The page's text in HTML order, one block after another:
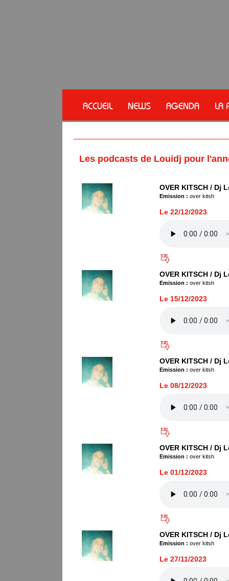
ACCUEIL NEWS AGENDA LA
Les podcasts de Louidj pour
OVER KITSCH / Dj
Emission : over kitsh
Le 22/12/2023
OVER KITSCH / Dj
Emission : over kitsh
Le 15/12/2023
OVER KITSCH / Dj
Emission : over kitsh
Le 08/12/2023
OVER KITSCH / Dj
Emission : over kitsh
Le 01/12/2023
OVER KITSCH / Dj
Emission : over kitsh
Le 27/11/2023